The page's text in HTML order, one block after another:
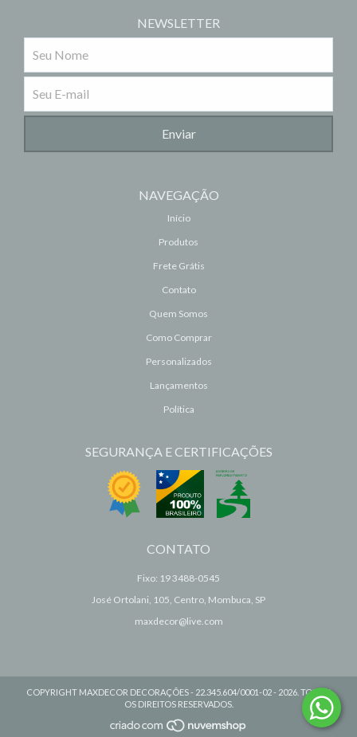
NEWSLETTER
NAVEGAÇÃO
Início
Produtos
Frete Grátis
Contato
Quem Somos
Como Comprar
Personalizados
Lançamentos
Política
SEGURANÇA E CERTIFICAÇÕES
CONTATO
Fixo: 19 3488-0545
José Ortolani, 105, Centro, Mombuca, SP
maxdecor@live.com
COPYRIGHT MAXDECOR DECORAÇÕES - 22.345.604/0001-02 - 2026. TODOS
OS DIREITOS RESERVADOS.